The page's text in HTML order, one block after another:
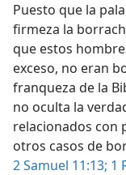
Puesto que la
firmeza la
que estos
exceso, no eran
franqueza de la
no oculta la
relacionados con
otros casos de
2 Samuel 11:13; 1